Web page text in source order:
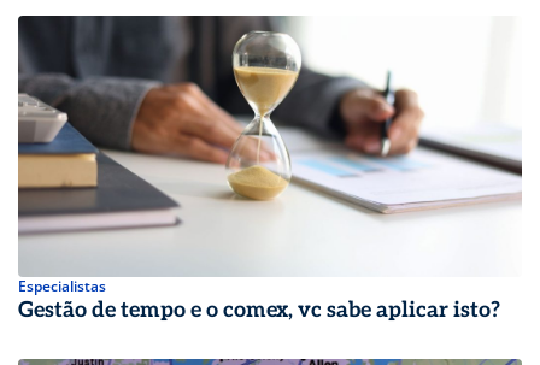
Especialistas
Gestão de tempo e o comex, vc sabe aplicar isto?